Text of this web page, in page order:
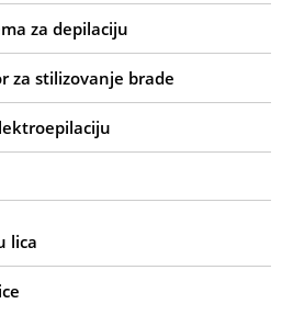
za depilaciju
za stilizovanje brade
lica